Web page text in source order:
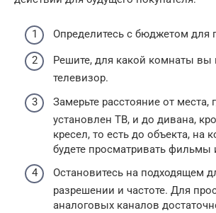
Определитесь с бюджетом для
Решите, для какой комнаты вы
телевизор.
Замерьте расстояние от места,
установлен ТВ, и до дивана,
кресел, то есть до объекта, на
будете просматривать фильмы
Остановитесь на подходящем
разрешении и частоте. Для
аналоговых каналов